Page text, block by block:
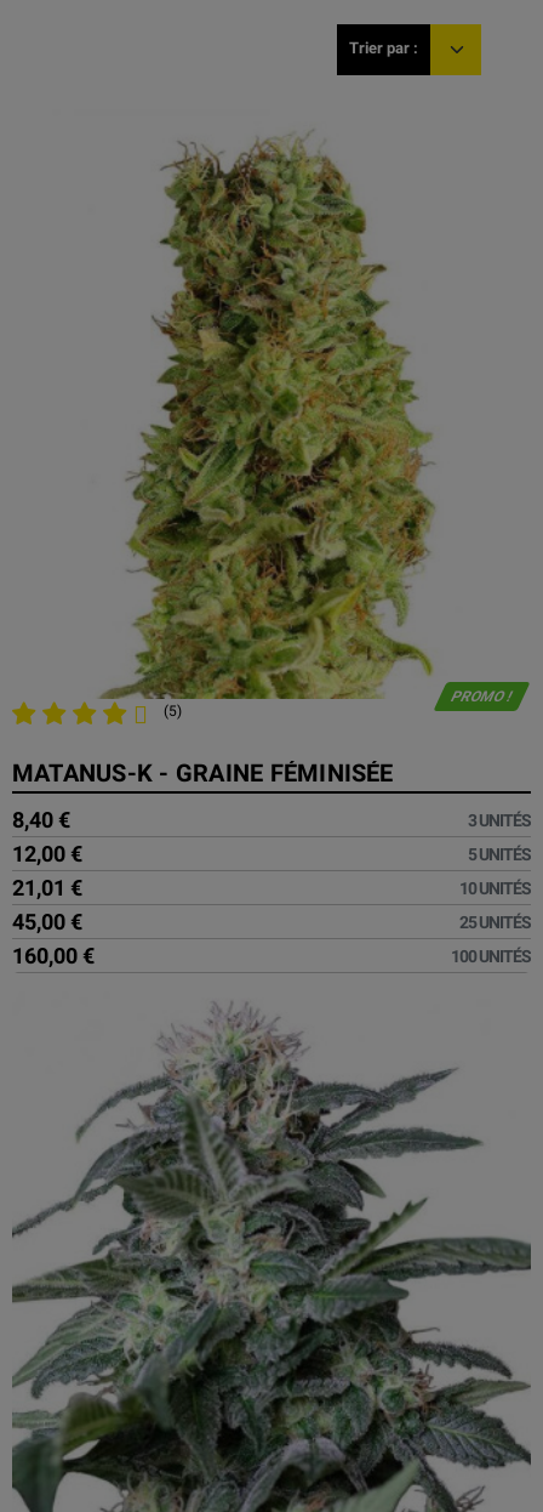
Trier par :
PROMO !
(5)
MATANUS-K - GRAINE FÉMINISÉE
8,40 € 3 UNITÉS
12,00 € 5 UNITÉS
21,01 € 10 UNITÉS
45,00 € 25 UNITÉS
160,00 € 100 UNITÉS